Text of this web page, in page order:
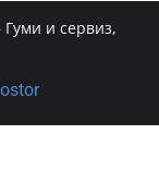
и сервиз,